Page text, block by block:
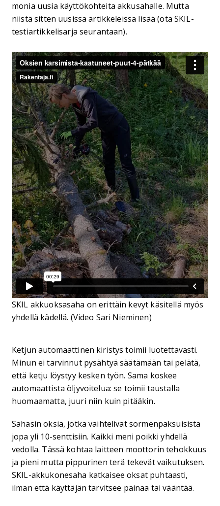
monia uusia käyttökohteita akkusahalle. Mutta
niistä sitten uusissa artikkeleissa lisää (ota SKIL-
testiartikkelisarja seurantaan).
SKIL akkuoksasaha on erittäin kevyt käsitellä myös
yhdellä kädellä. (Video Sari Nieminen)
Ketjun automaattinen kiristys toimii luotettavasti.
Minun ei tarvinnut pysähtyä säätämään tai pelätä,
että ketju löystyy kesken työn. Sama koskee
automaattista öljyvoitelua: se toimii taustalla
huomaamatta, juuri niin kuin pitääkin.
Sahasin oksia, jotka vaihtelivat sormenpaksuisista
jopa yli 10-senttisiin. Kaikki meni poikki yhdellä
vedolla. Tässä kohtaa laitteen moottorin tehokkuus
ja pieni mutta pippurinen terä tekevät vaikutuksen.
SKIL-akkukonesaha katkaisee oksat puhtaasti,
ilman että käyttäjän tarvitsee painaa tai vääntää.